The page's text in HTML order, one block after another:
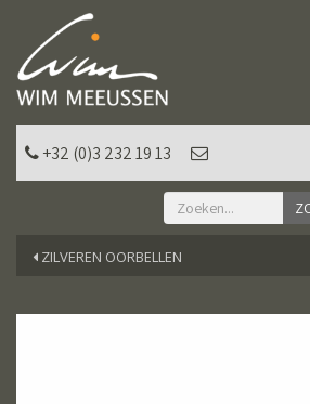
+32 (0)3 232 19 13
ZILVEREN OORBELLEN